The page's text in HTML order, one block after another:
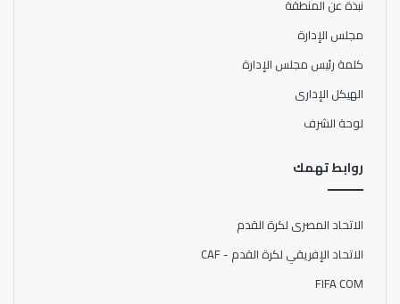
نبذة عن المنطقة
مجلس الإدارة
كلمة رئيس مجلس الإدارة
الهيكل الإدارى
لوحة الشرف
روابط تهمك
الاتحاد المصرى لكرة القدم
الاتحاد الإفريقي لكرة القدم - CAF
FIFA COM